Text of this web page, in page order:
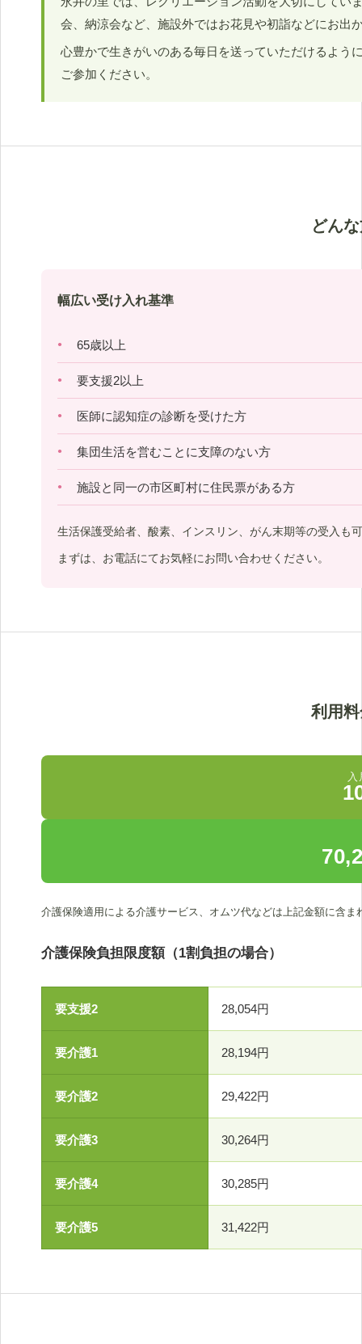
会、納涼会など、施設外ではお花見や初詣などにお出
心豊かで生きがいのある毎日を送っていただけるよう
ご参加ください。
どん
幅広い受け入れ基準
65歳以上
要支援2以上
医師に認知症の診断を受けた方
集団生活を営むことに支障のない方
施設と同一の市区町村に住民票がある方
生活保護受給者、酸素、インスリン、がん末期等の受入も
まずは、お電話にてお気軽にお問い合わせください。
利用
入
介護保険適用による介護サービス、オムツ代などは上記金額に含ま
介護保険負担限度額（1割負担の場合）
要支援2 28,054円
要介護1 28,194円
要介護2 29,422円
要介護3 30,264円
要介護4 30,285円
要介護5 31,422円